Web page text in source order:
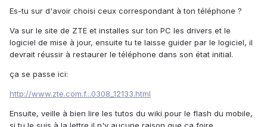
Es-tu sur d'avoir choisi ceux correspondant à ton téléphone ?
Va sur le site de ZTE et installes sur ton PC les drivers et le
logiciel de mise à jour, ensuite tu te laisse guider par le logiciel, il
devrait réussir à restaurer le téléphone dans son état initial.
ça se passe ici:
http://www.zte.com.f...0308_12133.html
Ensuite, veille à bien lire les tutos du wiki pour le flash du mobile,